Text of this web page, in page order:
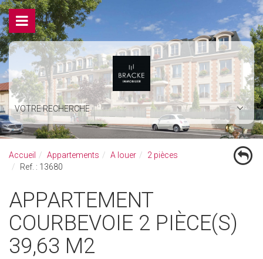
VOTRE RECHERCHE
Accueil Appartements A louer
2 pièces
Ref. : 13680
APPARTEMENT
COURBEVOIE 2 PIÈCE(S)
39,63 M2